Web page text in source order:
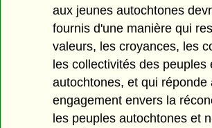
aux jeunes autochtones
fournis d'une manière qui
valeurs, les croyances, les
les collectivités des peuples
autochtones, et qui réponde
engagement envers la
les peuples autochtones et